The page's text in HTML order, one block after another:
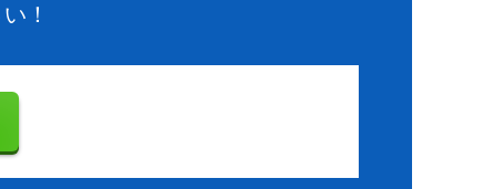
！